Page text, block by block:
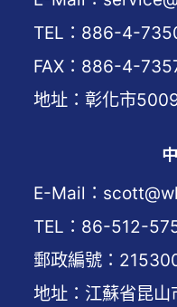
TEL：886-4-
FAX：886-4-
地址：彰化市
E-Mail：
TEL：86-512-
郵政編號：
地址：江蘇省昆